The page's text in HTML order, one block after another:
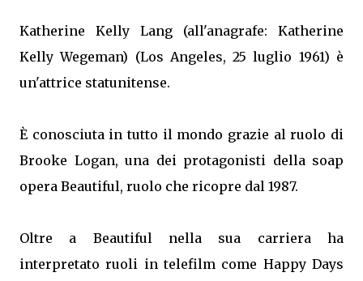
Katherine Kelly Lang (all'anagrafe: Katherine
Kelly Wegeman) (Los Angeles, 25 luglio 1961) è
un'attrice statunitense.
È conosciuta in tutto il mondo grazie al ruolo di
Brooke Logan, una dei protagonisti della soap
opera Beautiful, ruolo che ricopre dal 1987.
Oltre a Beautiful nella sua carriera ha
interpretato ruoli in telefilm come Happy Days